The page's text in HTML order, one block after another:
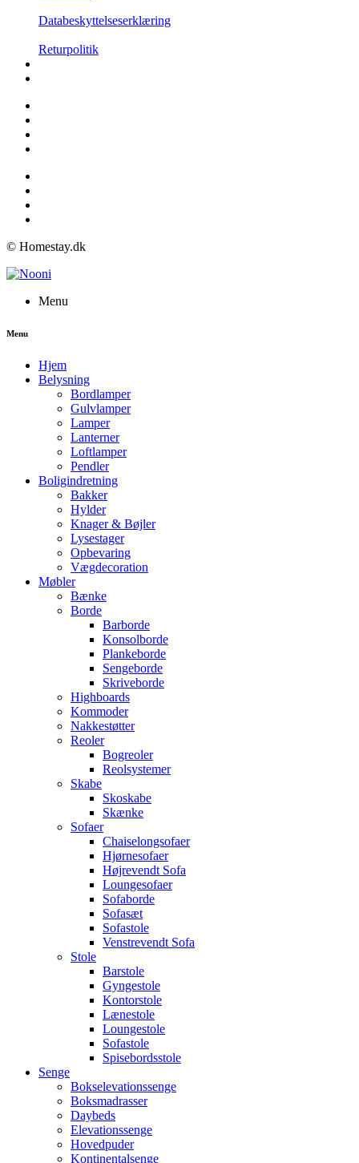
Databeskyttelseserklæring
Returpolitik
© Homestay.dk
Menu
Menu
Hjem
Belysning
Bordlamper
Gulvlamper
Lamper
Lanterner
Loftlamper
Pendler
Boligindretning
Bakker
Hylder
Knager & Bøjler
Lysestager
Opbevaring
Vægdecoration
Møbler
Bænke
Borde
Barborde
Konsolborde
Plankeborde
Sengeborde
Skriveborde
Highboards
Kommoder
Nakkestøtter
Reoler
Bogreoler
Reolsystemer
Skabe
Skoskabe
Skænke
Sofaer
Chaiselongsofaer
Hjørnesofaer
Højrevendt Sofa
Loungesofaer
Sofaborde
Sofasæt
Sofastole
Venstrevendt Sofa
Stole
Barstole
Gyngestole
Kontorstole
Lænestole
Loungestole
Sofastole
Spisebordsstole
Senge
Bokselevationssenge
Boksmadrasser
Daybeds
Elevationssenge
Hovedpuder
Kontinentalsenge